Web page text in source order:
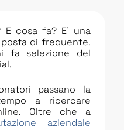
cosa fa? E’ una
di frequente.
fa selezione del
passano la
a ricercare
Oltre che a
aziendale